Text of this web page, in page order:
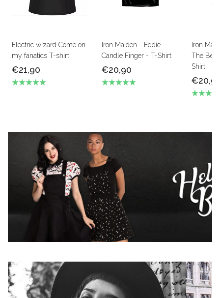
Electric wizard Come on
my fanatics T-shirt
€21,90
Iron Maiden - Eddie -
Candle Finger - T-Shirt
€20,90
Iron
The
Shirt